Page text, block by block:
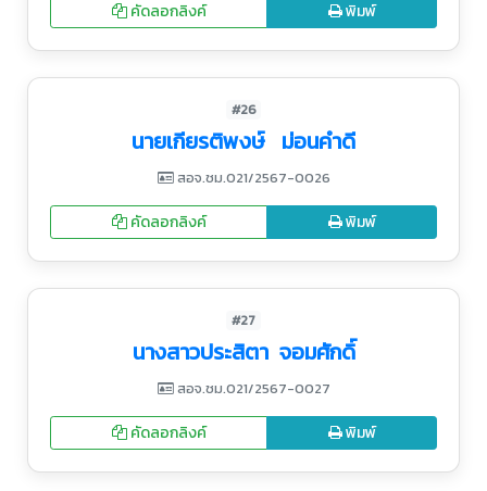
คัดลอกลิงค์ พิมพ์
#26
นายเกียรติพงษ์ ม่อนคำดี
สอจ.ชม.021/2567-0026
คัดลอกลิงค์ พิมพ์
#27
นางสาวประสิตา จอมศักดิ์
สอจ.ชม.021/2567-0027
คัดลอกลิงค์ พิมพ์